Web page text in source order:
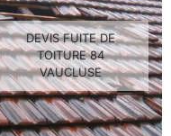
DEVIS FUITE DE
TOITURE 84
VAUCLUSE